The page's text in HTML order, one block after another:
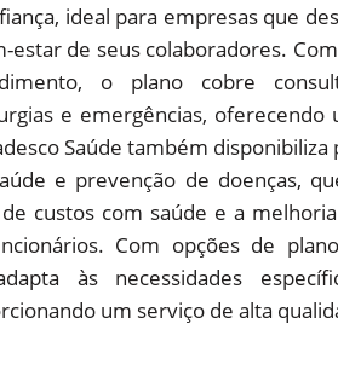
ideal para empresas que
estar de seus colaboradores.
o plano cobre
e emergências, oferecendo
Saúde também disponibiliza
e prevenção de doenças,
custos com saúde e a
Com opções de
às necessidades
um serviço de alta